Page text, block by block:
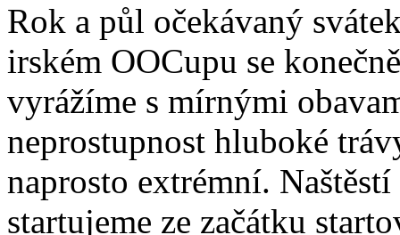
Rok a půl očekávaný
irském OOCupu se
vyrážíme s mírnými
neprostupnost hluboké
naprosto extrémní.
startujeme ze začátku